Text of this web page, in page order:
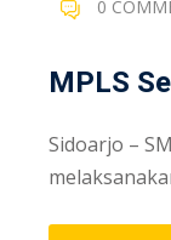
0
MPLS
Sidoarjo –